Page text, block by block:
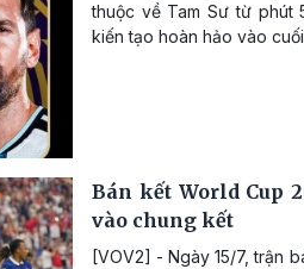
thuộc về Tam Sư từ phút
kiến tạo hoàn hảo vào
Bán kết World Cup
vào chung kết
[VOV2] - Ngày 15/7, trận